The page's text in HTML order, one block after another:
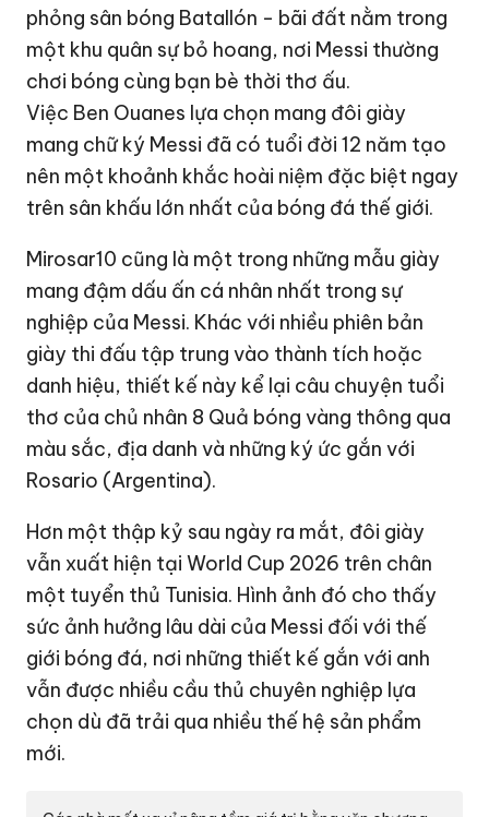
phỏng sân bóng Batallón - bãi đất nằm trong
một khu quân sự bỏ hoang, nơi Messi thường
chơi bóng cùng bạn bè thời thơ ấu.
Việc Ben Ouanes lựa chọn mang đôi giày
mang chữ ký Messi đã có tuổi đời 12 năm tạo
nên một khoảnh khắc hoài niệm đặc biệt ngay
trên sân khấu lớn nhất của bóng đá thế giới.
Mirosar10 cũng là một trong những mẫu giày
mang đậm dấu ấn cá nhân nhất trong sự
nghiệp của Messi. Khác với nhiều phiên bản
giày thi đấu tập trung vào thành tích hoặc
danh hiệu, thiết kế này kể lại câu chuyện tuổi
thơ của chủ nhân 8 Quả bóng vàng thông qua
màu sắc, địa danh và những ký ức gắn với
Rosario (Argentina).
Hơn một thập kỷ sau ngày ra mắt, đôi giày
vẫn xuất hiện tại World Cup 2026 trên chân
một tuyển thủ Tunisia. Hình ảnh đó cho thấy
sức ảnh hưởng lâu dài của Messi đối với thế
giới bóng đá, nơi những thiết kế gắn với anh
vẫn được nhiều cầu thủ chuyên nghiệp lựa
chọn dù đã trải qua nhiều thế hệ sản phẩm
mới.